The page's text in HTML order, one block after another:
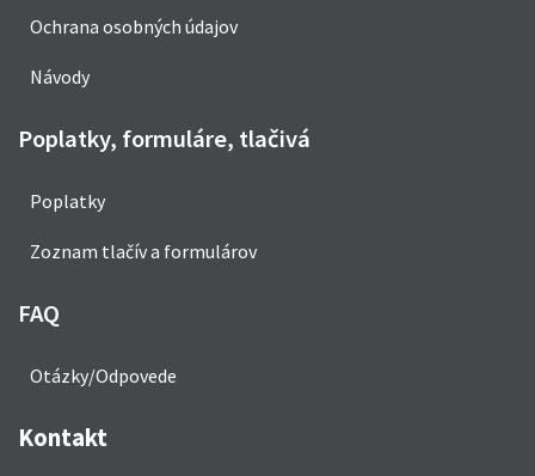
Ochrana osobných údajov
Návody
Poplatky, formuláre, tlačivá
Poplatky
Zoznam tlačív a formulárov
FAQ
Otázky/Odpovede
Kontakt